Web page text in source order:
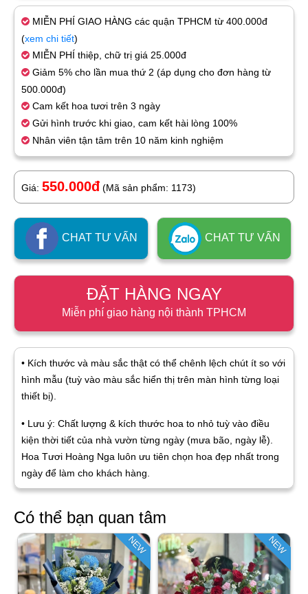
MIỄN PHÍ GIAO HÀNG các quận TPHCM từ 400.000đ
(xem chi tiết)
MIỄN PHÍ thiệp, chữ trị giá 25.000đ
Giảm 5% cho lần mua thứ 2 (áp dụng cho đơn hàng từ
500.000đ)
Cam kết hoa tươi trên 3 ngày
Gửi hình trước khi giao, cam kết hài lòng 100%
Nhân viên tận tâm trên 10 năm kinh nghiệm
Giá: 550.000đ (Mã sản phẩm: 1173)
CHAT TƯ VẤN CHAT TƯ VẤN
ĐẶT HÀNG NGAY
Miễn phí giao hàng nội thành TPHCM
• Kích thước và màu sắc thật có thể chênh lệch chút ít so với
hình mẫu (tuỳ vào màu sắc hiển thị trên màn hình từng loại
thiết bị).
• Lưu ý: Chất lượng & kích thước hoa to nhỏ tuỳ vào điều
kiện thời tiết của nhà vườn từng ngày (mưa bão, ngày lễ).
Hoa Tươi Hoàng Nga luôn ưu tiên chọn hoa đẹp nhất trong
ngày để làm cho khách hàng.
Có thể bạn quan tâm
NEW NEW